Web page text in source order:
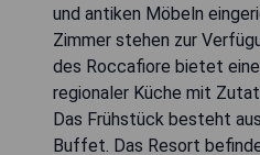
und antiken Möbeln
Zimmer stehen zur
des Roccafiore bietet
regionaler Küche mit
Das Frühstück besteht
Buffet. Das Resort